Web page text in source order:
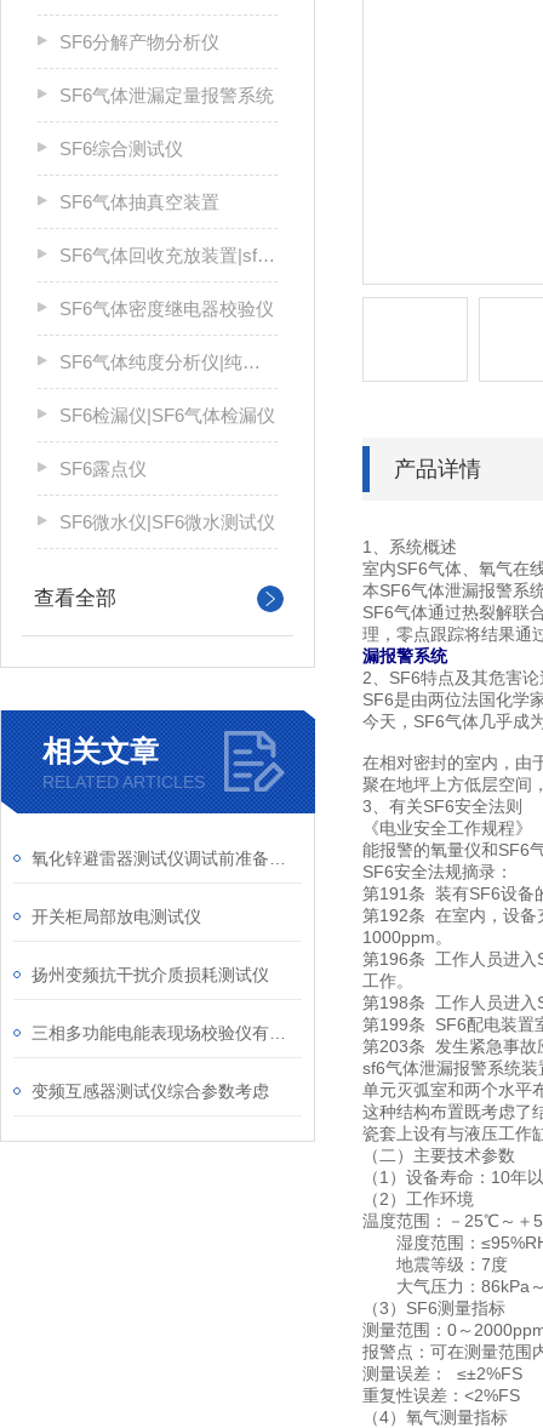
SF6分解产物分析仪
SF6气体泄漏定量报警系统
SF6综合测试仪
SF6气体抽真空装置
SF6气体回收充放装置|sf6气体回收装置
SF6气体密度继电器校验仪
SF6气体纯度分析仪|纯度仪
SF6检漏仪|SF6气体检漏仪
SF6露点仪
SF6微水仪|SF6微水测试仪
查看全部
相关文章
RELATED ARTICLES
开关柜局部放电测试仪
扬州变频抗干扰介质损耗测试仪
变频互感器测试仪综合参数考虑
产品详情
1、系统概述
室内SF6气体、氧气在
本SF6气体泄漏报警系
SF6气体通过热裂解联
理，零点跟踪将结果通
漏报警系统
2、SF6特点及其危害论
SF6是由两位法国化学
今天，SF6气体几乎成
在相对密封的室内，由
聚在地坪上方低层空间
3、有关SF6安全法则
《电业安全工作规程
能报警的氧量仪和SF6
SF6安全法规摘录：
第191条 装有SF6设备
第192条 在室内，设备
1000ppm。
第196条 工作人员进入
工作。
第198条 工作人员进入
第199条 SF6配电装置
第203条 发生紧急事故
sf6气体泄漏报警系统
单元灭弧室和两个水平
这种结构布置既考虑了
瓷套上设有与液压工作
（二）主要技术参数
（1）设备寿命：10年
（2）工作环境
温度范围：－25℃～＋
湿度范围：
地震等级：7度
大气压力：86kPa
（3）SF6测量指标
测量范围：0～
报警点：可在测量范围
测量误差： ≤±2%FS
重复性误差：<2%FS
（4）氧气测量指标